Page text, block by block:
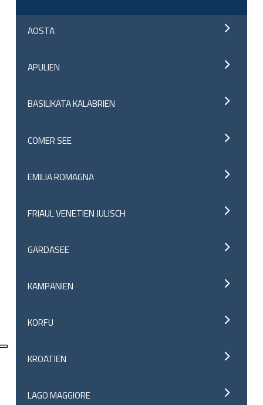
AOSTA
APULIEN
BASILIKATA KALABRIEN
COMER SEE
EMILIA ROMAGNA
FRIAUL VENETIEN JULISCH
GARDASEE
KAMPANIEN
KORFU
KROATIEN
LAGO MAGGIORE